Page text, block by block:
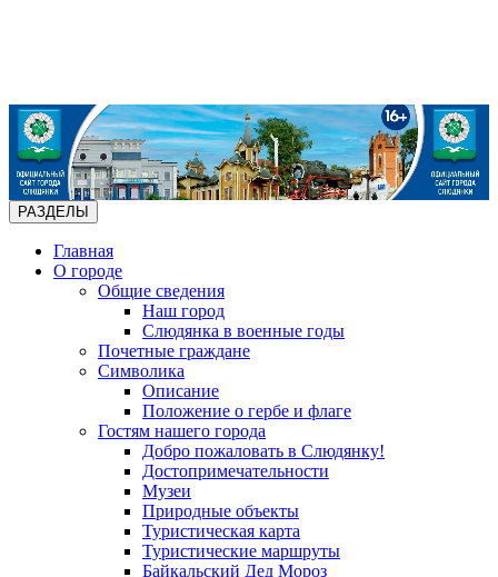
РАЗДЕЛЫ
Главная
О городе
Общие сведения
Наш город
Слюдянка в военные годы
Почетные граждане
Символика
Описание
Положение о гербе и флаге
Гостям нашего города
Добро пожаловать в Слюдянку!
Достопримечательности
Музеи
Природные объекты
Туристическая карта
Туристические маршруты
Байкальский Дед Мороз